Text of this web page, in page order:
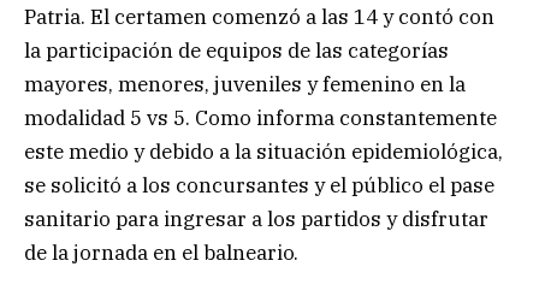
Patria. El certamen comenzó a las 14 y contó con
la participación de equipos de las categorías
mayores, menores, juveniles y femenino en la
modalidad 5 vs 5. Como informa constantemente
este medio y debido a la situación epidemiológica,
se solicitó a los concursantes y el público el pase
sanitario para ingresar a los partidos y disfrutar
de la jornada en el balneario.